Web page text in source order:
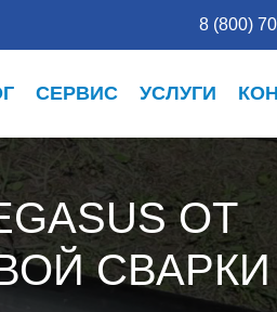
8 (800)
СЕРВИС УСЛУГИ
ОТ
СВАРКИ